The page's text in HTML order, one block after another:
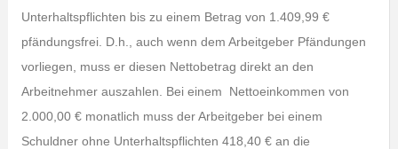
Unterhaltspflichten bis zu einem Betrag von 1.409,99 €
pfändungsfrei. D.h., auch wenn dem Arbeitgeber Pfändungen
vorliegen, muss er diesen Nettobetrag direkt an den
Arbeitnehmer auszahlen. Bei einem Nettoeinkommen von
2.000,00 € monatlich muss der Arbeitgeber bei einem
Schuldner ohne Unterhaltspflichten 418,40 € an die